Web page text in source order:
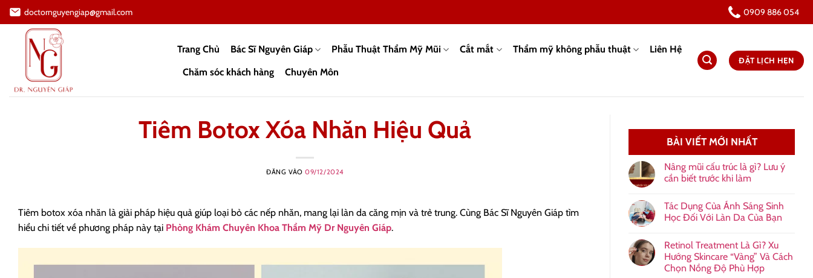
Bỏ
qua
doctornguyengiap@gmail.com 0909 886 054
Trang Chủ Bác Sĩ Nguyên Giáp Phẫu Thuật Thẩm Mỹ Mũi Cắt mắt Thẩm mỹ không phẫu thuật
Liên Hệ
Chăm sóc khách hàng
Chuyên Môn
ĐẶT LỊCH HẸN
Tiêm Botox Xóa Nhăn Hiệu Quả
ĐĂNG VÀO09/12/2024
Tiêm botox xóa nhăn là giải pháp hiệu quả giúp loại bỏ các nếp nhăn, mang lại làn da căng mịn và trẻ trung. Cùng Bác Sĩ Nguyên Giáp tìm
hiểu chi tiết về phương pháp này tại Phòng Khám Chuyên Khoa Thẩm Mỹ Dr Nguyên Giáp.
BÀI VIẾT MỚI NHẤT
Nâng mũi cấu trúc là gì? Lưu ý
cần biết trước khi làm
Tác Dụng Của Ánh Sáng Sinh
Học Đối Với Làn Da Của Bạn
Retinol Treatment Là Gì? Xu
Hướng Skincare “Vàng” Và Cách
Chọn Nồng Độ Phù Hợp